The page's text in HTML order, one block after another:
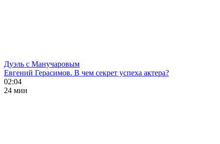
Дуэль с Манучаровым
Евгений Герасимов. В чем секрет успеха актера?
02:04
24 мин